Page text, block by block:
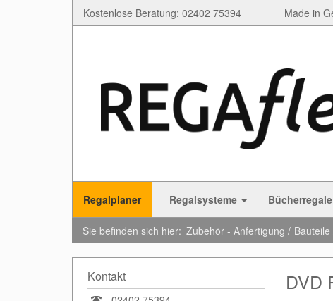
Kostenlose Beratung: 02402 75394 Made in
Regalplaner Regalsysteme Bücherregale
Sie befinden sich hier: Zubehör - Anfertigung Bauteile
Kontakt DVD